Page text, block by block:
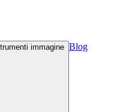
immagine Blog